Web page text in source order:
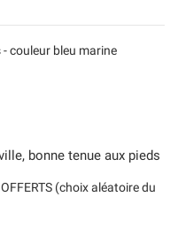
couleur bleu marine
bonne tenue aux pieds
(choix aléatoire du